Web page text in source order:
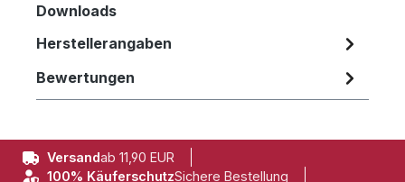
Downloads
Herstellerangaben
Bewertungen
Versandab 11,90 EUR
100% KäuferschutzSichere Bestellung